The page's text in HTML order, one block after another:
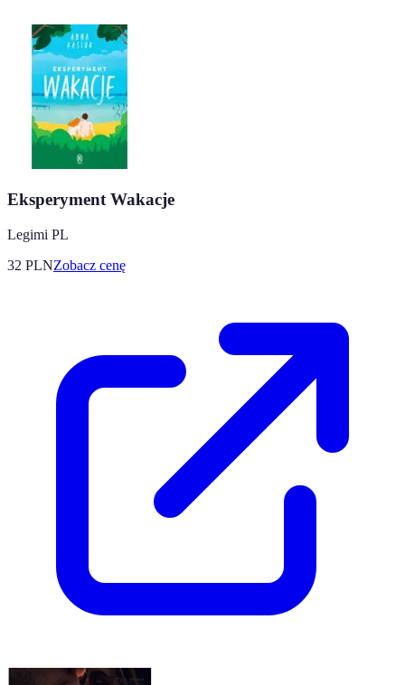
Eksperyment Wakacje
Legimi PL
32 PLNZobacz cenę